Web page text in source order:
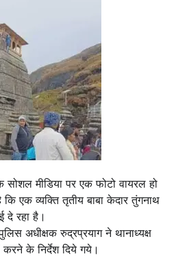
सोशल मीडिया पर एक फोटो वायरल हो
एक व्यक्ति तृतीय बाबा केदार तुंगनाथ
दे रहा है।
अधीक्षक रुद्रप्रयाग ने थानाध्यक्ष
के निर्देश दिये गये।